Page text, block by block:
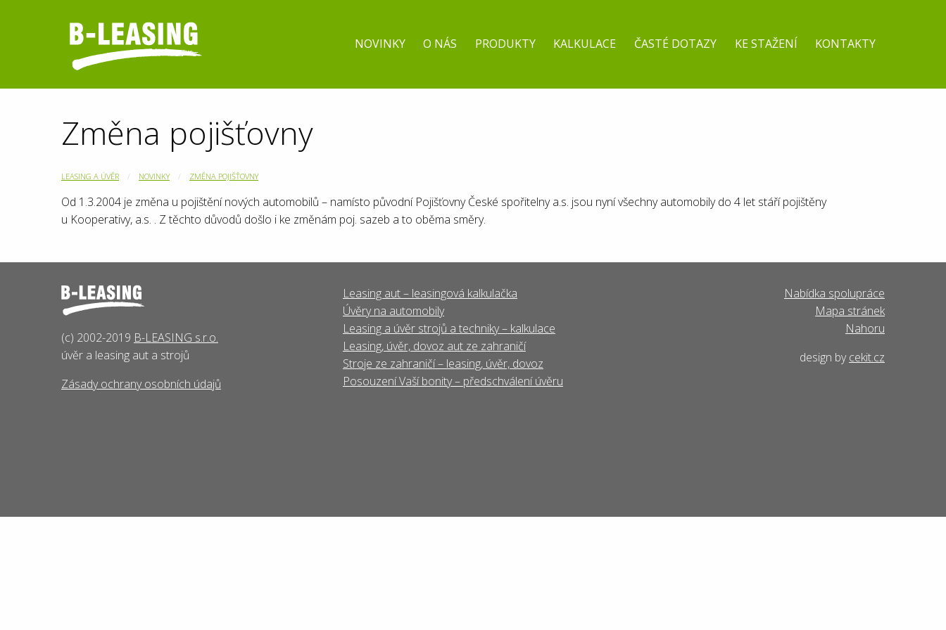
NOVINKY O NÁS PRODUKTY KALKULACE ČASTÉ DOTAZY KE STAŽENÍ KONTAKTY
Změna pojišťovny
LEASING A ÚVĚR NOVINKY ZMĚNA POJIŠŤOVNY
Od 1.3.2004 je změna u pojištění nových automobilů – namísto původní Pojišťovny České spořitelny a.s. jsou nyní všechny automobily do 4 let stáří pojištěny
u Kooperativy, a.s. . Z těchto důvodů došlo i ke změnám poj. sazeb a to oběma směry.
(c) 2002-2019 B-LEASING s.r.o.
úvěr a leasing aut a strojů
Zásady ochrany osobních údajů
Leasing aut – leasingová kalkulačka
Úvěry na automobily
Leasing a úvěr strojů a techniky – kalkulace
Leasing, úvěr, dovoz aut ze zahraničí
Stroje ze zahraničí – leasing, úvěr, dovoz
Posouzení Vaší bonity – předschválení úvěru
Nabídka spolupráce
Mapa stránek
Nahoru
design bycekit.cz